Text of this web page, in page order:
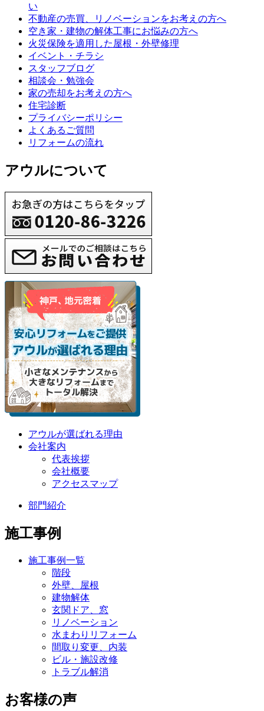
い
不動産の売買、リノベーションをお考えの方へ
空き家・建物の解体工事にお悩みの方へ
火災保険を適用した屋根・外壁修理
イベント・チラシ
スタッフブログ
相談会・勉強会
家の売却をお考えの方へ
住宅診断
プライバシーポリシー
よくあるご質問
リフォームの流れ
アウルについて
アウルが選ばれる理由
会社案内
代表挨拶
会社概要
アクセスマップ
部門紹介
施工事例
施工事例一覧
階段
外壁、屋根
建物解体
玄関ドア、窓
リノベーション
水まわりリフォーム
間取り変更、内装
ビル・施設改修
トラブル解消
お客様の声